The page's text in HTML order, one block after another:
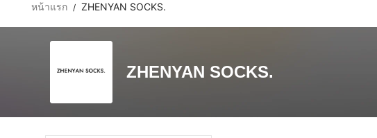
หน้าแรก / ZHENYAN SOCKS.
ZHENYAN SOCKS.